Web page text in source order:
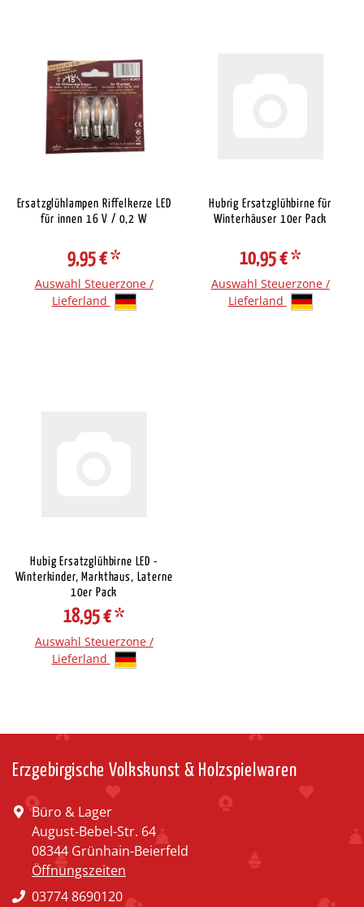
Ersatzglühlampen Riffelkerze LED
für innen 16 V / 0,2 W
9,95 €*
Auswahl Steuerzone /
Lieferland
Hubrig Ersatzglühbirne für
Winterhäuser 10er Pack
10,95 €*
Auswahl Steuerzone /
Lieferland
Hubig Ersatzglühbirne LED -
Winterkinder, Markthaus, Laterne
10er Pack
18,95 €*
Auswahl Steuerzone /
Lieferland
Erzgebirgische Volkskunst & Holzspielwaren
Büro & Lager
August-Bebel-Str. 64
08344 Grünhain-Beierfeld
Öffnungszeiten
03774 8690120